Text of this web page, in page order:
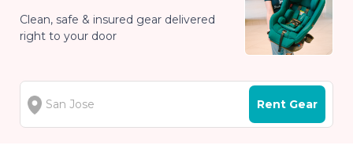
Clean, safe & insured gear delivered
right to your door
Rent Gear